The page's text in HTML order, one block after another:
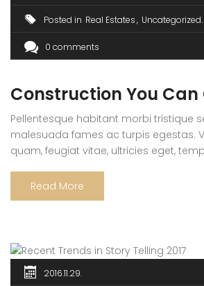
Posted in Real Estates Uncategorized
0 comments
Construction You Can
Pellentesque habitant morbi tristique
malesuada fames ac turpis egestas.
quam, feugiat vitae, ultricies eget,
ultricies mi vitae est. Mauris placerat
sit amet est et sapien ullamcorper
Read More
2016.11.29.